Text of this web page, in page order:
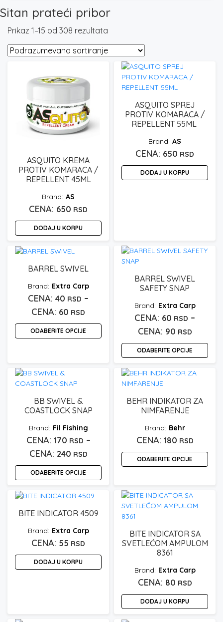
Sitan prateći pribor
Prikaz 1–15 od 308 rezultata
ASQUITO KREMA
PROTIV KOMARACA /
REPELLENT 45ML
AS
650 RSD
DODAJ U KORPU
ASQUITO SPREJ
PROTIV KOMARACA /
REPELLENT 55ML
AS
650 RSD
DODAJ U KORPU
BARREL SWIVEL
Extra Carp
40 RSD –
60 RSD
cena:
od
ODABERITE OPCIJE
ima
više
Opcije
mogu
izabrane
stranici
proizvoda.
BARREL SWIVEL
SAFETY SNAP
Extra Carp
60 RSD –
90 RSD
cena:
od
60 rsd
90 rsd
ODABERITE OPCIJE
Ovaj
proizvod
ima
više
varijanti.
izabrane
BB SWIVEL &
COASTLOCK SNAP
Fil Fishing
170 RSD –
240 RSDRaspon
cena:
od
170 rsd
ODABERITE OPCIJE
Ovaj
proizvod
ima
varijanti.
Opcije
mogu
BEHR INDIKATOR ZA
NIMFARENJE
Behr
180 RSD
ODABERITE OPCIJE
ima
više
varijanti.
Opcije
mogu
stranici
BITE INDICATOR 4509
Extra Carp
55 RSD
DODAJ U KORPU
BITE INDICATOR SA
SVETLEĆOM AMPULOM
8361
Extra Carp
80 RSD
DODAJ U KORPU